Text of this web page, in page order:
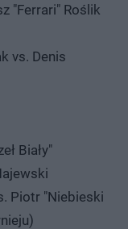
"Ferrari" Roślik
vs. Denis
Biały"
Piotr "Niebieski